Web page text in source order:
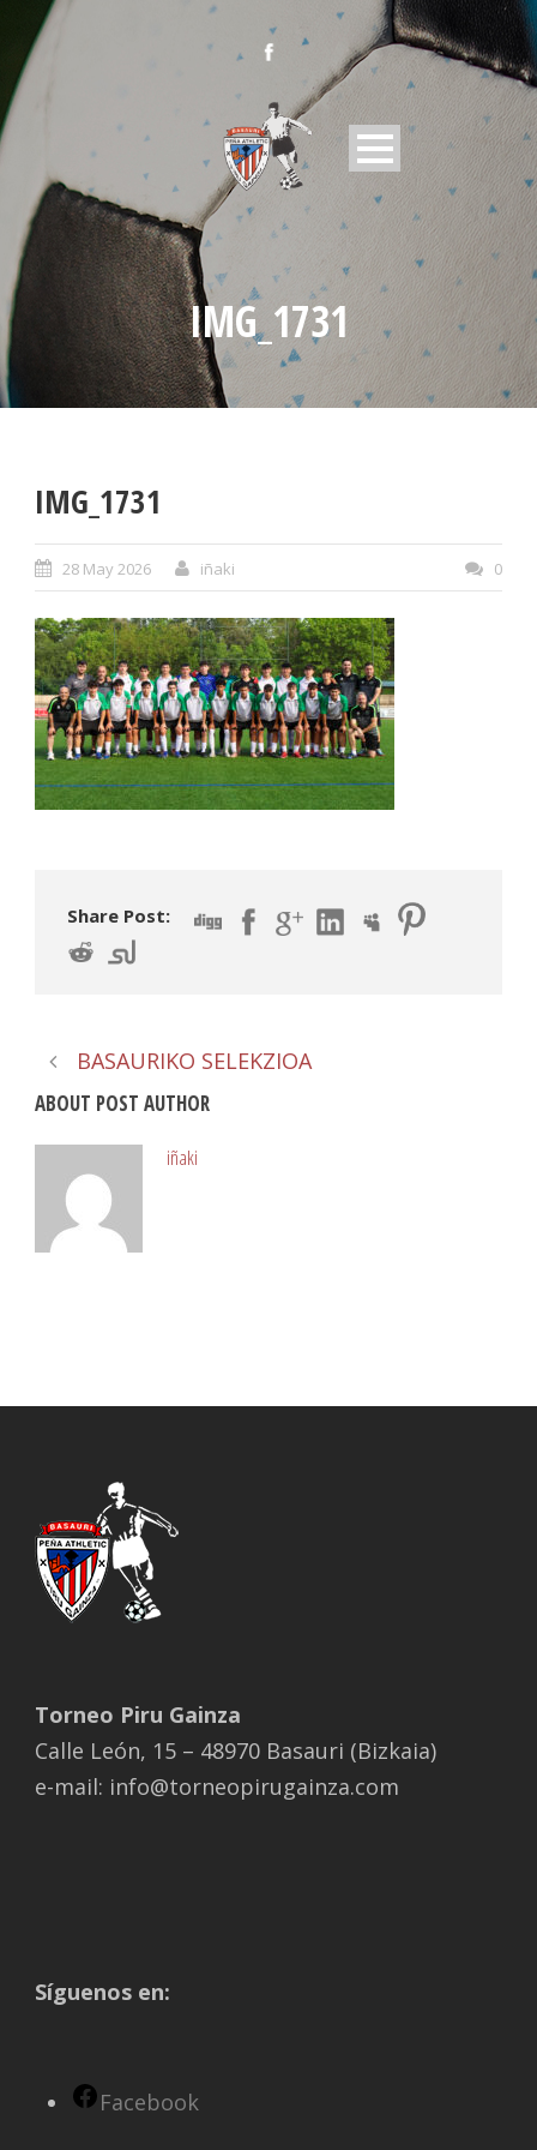
IMG_1731
IMG_1731
28 May 2026 iñaki 0
Share Post:
BASAURIKO SELEKZIOA
ABOUT POST AUTHOR
iñaki
Torneo Piru Gainza
Calle León, 15 – 48970 Basauri (Bizkaia)
e-mail: info@torneopirugainza.com
Síguenos en:
Facebook